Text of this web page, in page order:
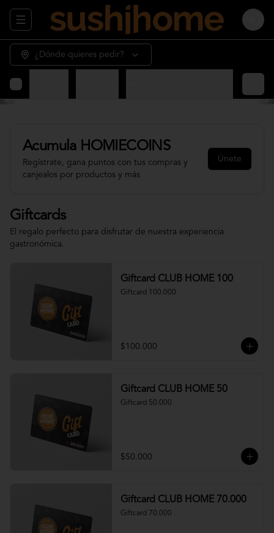
Abrir menu de navegación Login
¿Dónde quieres pedir?
Acumula HOMIECOINS
Regístrate, gana puntos con tus compras y
canjealos por productos y más
Únete
Giftcards
El regalo perfecto para disfrutar de nuestra experiencia
gastronómica.
Giftcard CLUB HOME 100
Giftcard 100.000
$100.000
Giftcard CLUB HOME 50
Giftcard 50.000
$50.000
Giftcard CLUB HOME 70.000
Giftcard 70.000